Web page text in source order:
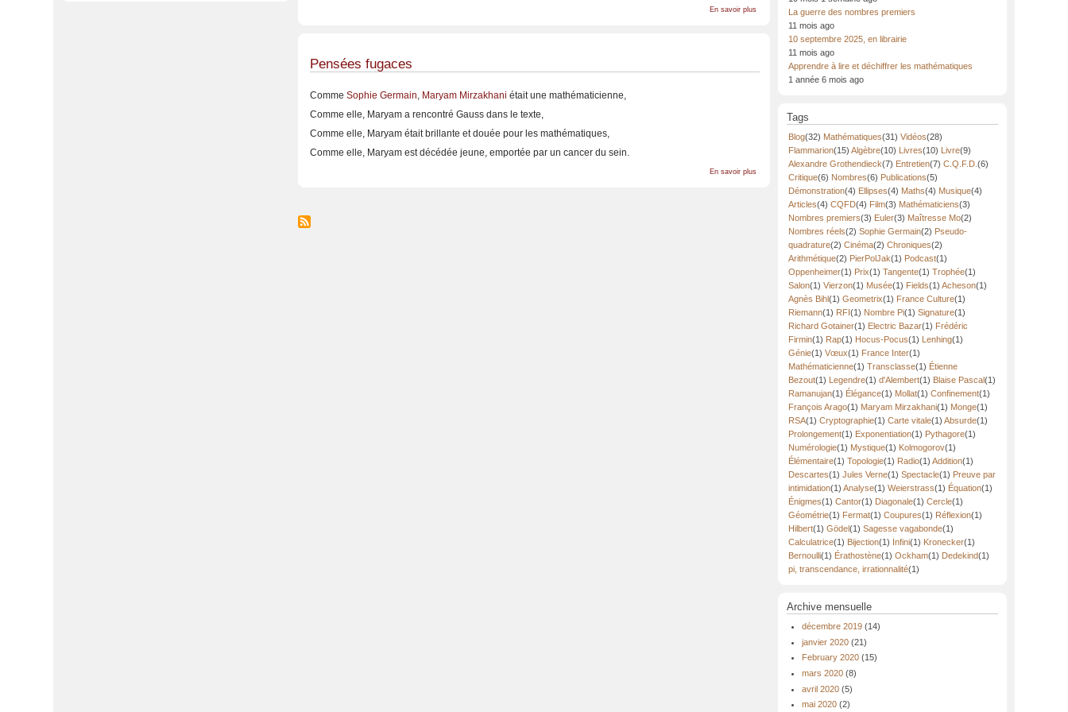
En savoir plus
Mathématiques
vagabondes,
Pensées fugaces
Comme Sophie Germain Maryam Mirzakhani était une mathématicienne,
Comme elle, Maryam a rencontré Gauss dans le texte,
Comme elle, Maryam était brillante et douée pour les mathématiques,
Comme elle, Maryam est décédée jeune, emportée par un cancer du sein.
En savoir plus
La guerre des nombres premiers
11 mois ago
10 septembre 2025, en librairie
11 mois ago
Apprendre à lire et déchiffrer les mathématiques
1 année 6 mois ago
Tags
Blog(32) Mathématiques(31)Vidéos(28)
Flammarion(15)Algèbre(10) Livres(10) Livre(9)
Alexandre Grothendieck(7) Entretien(7)C.Q.F.D.(6)
Critique(6) Nombres(6) Publications(5)
Démonstration(4) Ellipses(4) Maths(4) Musique(4)
Articles(4)CQFD(4) Film(3) Mathématiciens(3)
Nombres premiers(3) Euler(3) Maîtresse Mo(2)
Nombres réels(2)Sophie Germain(2) Pseudo-
quadrature(2)Cinéma(2)Chroniques(2)
Arithmétique(2) PierPolJak(1) Podcast(1)
Oppenheimer(1) Prix(1)Tangente(1)Trophée(1)
Salon(1)Vierzon(1) Musée(1) Fields(1)Acheson(1)
Agnès Bihl(1)Geometrix(1) France Culture(1)
Riemann(1) RFI(1) Nombre Pi(1)Signature(1)
Richard Gotainer(1) Electric Bazar(1) Frédéric
Firmin(1) Rap(1) Hocus-Pocus(1) Lenhing(1)
Génie(1)Vœux(1) France Inter(1)
Mathématicienne(1)Transclasse(1) Étienne
Bezout(1) Legendre(1)d'Alembert(1) Blaise Pascal(1)
Ramanujan(1) Élégance(1) Mollat(1)Confinement(1)
François Arago(1) Maryam Mirzakhani(1) Monge(1)
RSA(1)Cryptographie(1)Carte vitale(1)Absurde(1)
Prolongement(1) Exponentiation(1) Pythagore(1)
Numérologie(1) Mystique(1) Kolmogorov(1)
Élémentaire(1)Topologie(1) Radio(1)Addition(1)
Descartes(1)Jules Verne(1)Spectacle(1) Preuve par
intimidation(1)Analyse(1)Weierstrass(1) Équation(1)
Énigmes(1)Cantor(1) Diagonale(1)Cercle(1)
Géométrie(1) Fermat(1)Coupures(1) Réflexion(1)
Hilbert(1)Gödel(1)Sagesse vagabonde(1)
Calculatrice(1) Bijection(1) Infini(1) Kronecker(1)
Bernoulli(1) Érathostène(1)Ockham(1) Dedekind(1)
pi, transcendance, irrationnalité(1)
Archive mensuelle
décembre 2019(14)
janvier 2020(21)
February 2020(15)
mars 2020(8)
avril 2020(5)
mai 2020(2)